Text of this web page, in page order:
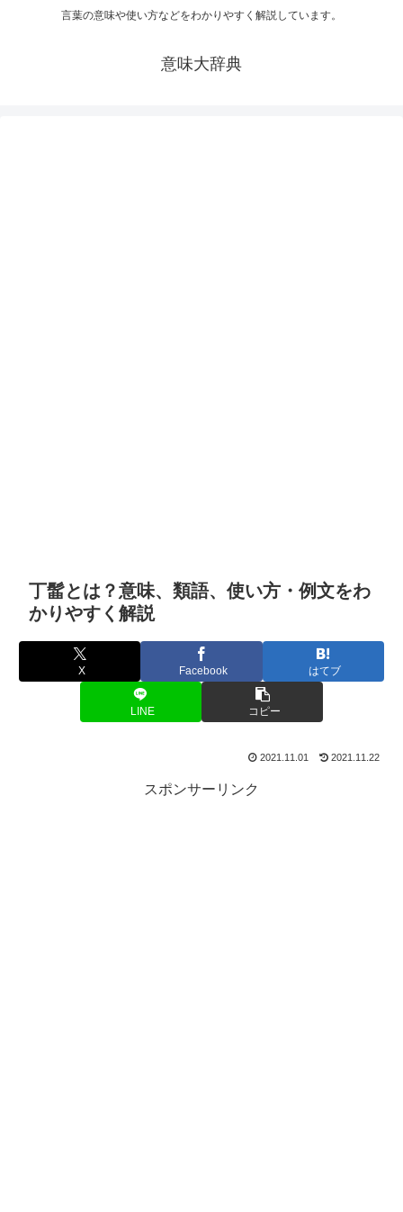
言葉の意味や使い方などをわかりやすく解説しています。
意味大辞典
丁髷とは？意味、類語、使い方・例文をわ
かりやすく解説
X Facebook はてブ
LINE コピー
2021.11.01 2021.11.22
スポンサーリンク